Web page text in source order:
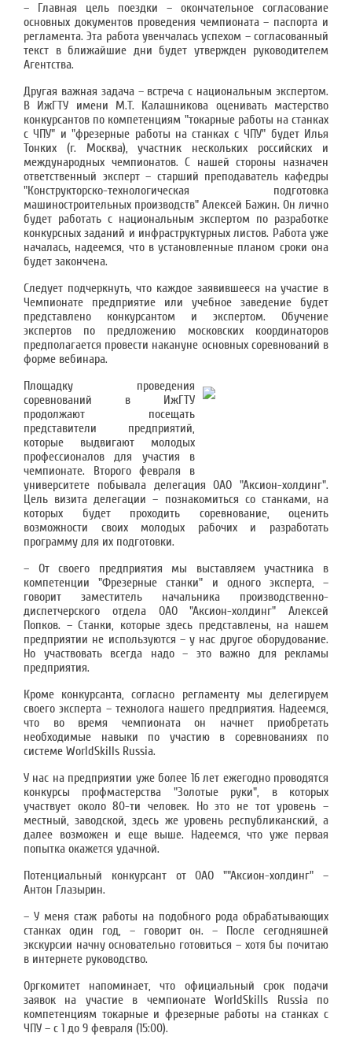
– Главная цель поездки – окончательное согласование
основных документов проведения чемпионата – паспорта и
регламента. Эта работа увенчалась успехом – согласованный
текст в ближайшие дни будет утвержден руководителем
Агентства.
Другая важная задача – встреча с национальным экспертом.
В ИжГТУ имени М.Т. Калашникова оценивать мастерство
конкурсантов по компетенциям "токарные работы на станках
с ЧПУ" и "фрезерные работы на станках с ЧПУ" будет Илья
Тонких (г. Москва), участник нескольких российских и
международных чемпионатов. С нашей стороны назначен
ответственный эксперт – старший преподаватель кафедры
"Конструкторско-технологическая подготовка
машиностроительных производств" Алексей Бажин. Он лично
будет работать с национальным экспертом по разработке
конкурсных заданий и инфраструктурных листов. Работа уже
началась, надеемся, что в установленные планом сроки она
будет закончена.
Следует подчеркнуть, что каждое заявившееся на участие в
Чемпионате предприятие или учебное заведение будет
представлено конкурсантом и экспертом. Обучение
экспертов по предложению московских координаторов
предполагается провести накануне основных соревнований в
форме вебинара.
Площадку проведения
соревнований в ИжГТУ
продолжают посещать
представители предприятий,
которые выдвигают молодых
профессионалов для участия в
чемпионате. Второго февраля в
университете побывала делегация ОАО "Аксион-холдинг".
Цель визита делегации – познакомиться со станками, на
которых будет проходить соревнование, оценить
возможности своих молодых рабочих и разработать
программу для их подготовки.
– От своего предприятия мы выставляем участника в
компетенции "Фрезерные станки" и одного эксперта, –
говорит заместитель начальника производственно-
диспетчерского отдела ОАО "Аксион-холдинг" Алексей
Попков. – Станки, которые здесь представлены, на нашем
предприятии не используются – у нас другое оборудование.
Но участвовать всегда надо – это важно для рекламы
предприятия.
Кроме конкурсанта, согласно регламенту мы делегируем
своего эксперта – технолога нашего предприятия. Надеемся,
что во время чемпионата он начнет приобретать
необходимые навыки по участию в соревнованиях по
системе WorldSkills Russia.
У нас на предприятии уже более 16 лет ежегодно проводятся
конкурсы профмастерства "Золотые руки", в которых
участвует около 80-ти человек. Но это не тот уровень –
местный, заводской, здесь же уровень республиканский, а
далее возможен и еще выше. Надеемся, что уже первая
попытка окажется удачной.
Потенциальный конкурсант от ОАО ""Аксион-холдинг" –
Антон Глазырин.
– У меня стаж работы на подобного рода обрабатывающих
станках один год, – говорит он. – После сегодняшней
экскурсии начну основательно готовиться – хотя бы почитаю
в интернете руководство.
Оргкомитет напоминает, что официальный срок подачи
заявок на участие в чемпионате WorldSkills Russia по
компетенциям токарные и фрезерные работы на станках с
ЧПУ – с 1 до 9 февраля (15:00).